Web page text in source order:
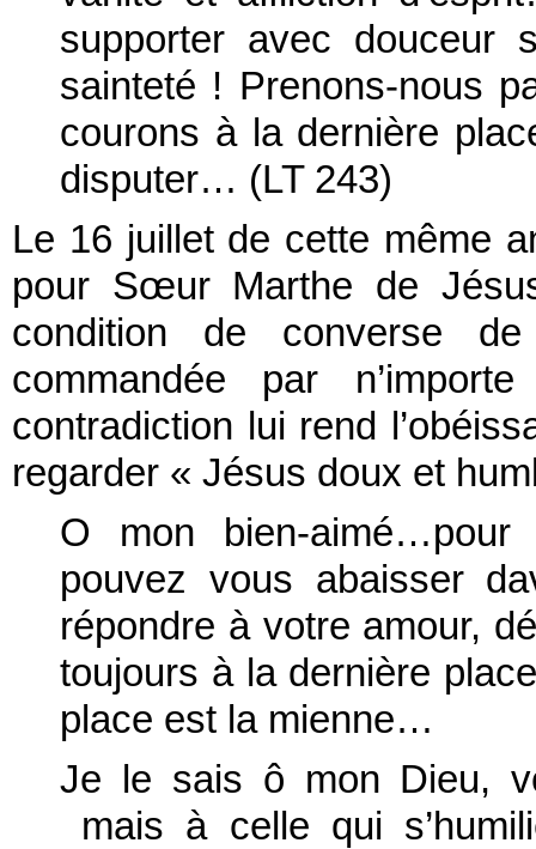
supporter avec douceur
sainteté ! Prenons-nous
courons à la dernière
disputer… (LT 243)
Le 16 juillet de cette même
pour Sœur Marthe de
condition de converse
commandée par
contradiction lui rend
regarder « Jésus doux et
O mon bien-aimé…pour
pouvez vous abaisser
répondre à votre amour,
toujours à la dernière
place est la mienne…
Je le sais ô mon Dieu,
mais à celle qui